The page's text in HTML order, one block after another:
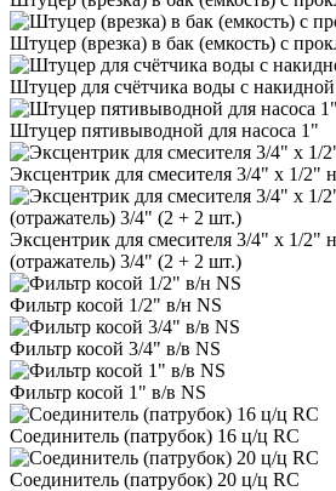
Штуцер (врезка) в бак (емкость) с
Штуцер для счётчика воды с
Штуцер пятивыводной для насоса 1"
Эксцентрик для смесителя 3/4" х 1/2"
Эксцентрик для смесителя 3/4" х 1/2"
(отражатель) 3/4" (2 + 2 шт.)
Фильтр косой 1/2" в/н NS
Фильтр косой 3/4" в/в NS
Фильтр косой 1" в/в NS
Соединитель (патрубок) 16 ц/ц RC
Соединитель (патрубок) 20 ц/ц RC